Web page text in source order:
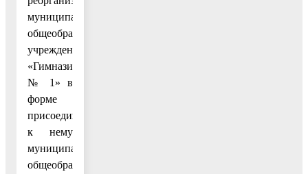
муниципального
общеобразовательного
учреждения
«Гимназия
№ 1» в
форме
присоединения
к нему
муниципального
общеобразовательного